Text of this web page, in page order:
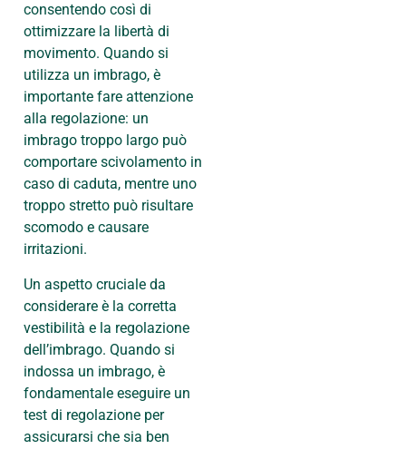
consentendo così di
ottimizzare la libertà di
movimento. Quando si
utilizza un imbrago, è
importante fare attenzione
alla regolazione: un
imbrago troppo largo può
comportare scivolamento in
caso di caduta, mentre uno
troppo stretto può risultare
scomodo e causare
irritazioni.
Un aspetto cruciale da
considerare è la corretta
vestibilità e la regolazione
dell’imbrago. Quando si
indossa un imbrago, è
fondamentale eseguire un
test di regolazione per
assicurarsi che sia ben